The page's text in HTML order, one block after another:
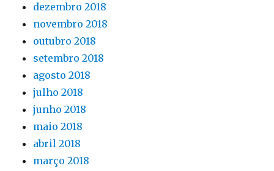
dezembro 2018
novembro 2018
outubro 2018
setembro 2018
agosto 2018
julho 2018
junho 2018
maio 2018
abril 2018
março 2018